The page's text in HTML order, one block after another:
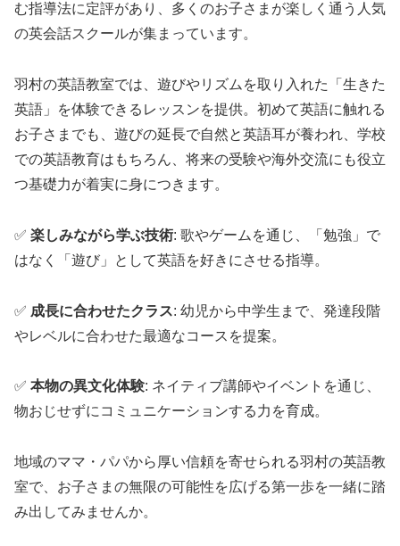
む指導法に定評があり、多くのお子さまが楽しく通う人気
の英会話スクールが集まっています。
羽村の英語教室では、遊びやリズムを取り入れた「生きた
英語」を体験できるレッスンを提供。初めて英語に触れる
お子さまでも、遊びの延長で自然と英語耳が養われ、学校
での英語教育はもちろん、将来の受験や海外交流にも役立
つ基礎力が着実に身につきます。
✅ 楽しみながら学ぶ技術: 歌やゲームを通じ、「勉強」で
はなく「遊び」として英語を好きにさせる指導。
✅ 成長に合わせたクラス: 幼児から中学生まで、発達段階
やレベルに合わせた最適なコースを提案。
✅ 本物の異文化体験: ネイティブ講師やイベントを通じ、
物おじせずにコミュニケーションする力を育成。
地域のママ・パパから厚い信頼を寄せられる羽村の英語教
室で、お子さまの無限の可能性を広げる第一歩を一緒に踏
み出してみませんか。